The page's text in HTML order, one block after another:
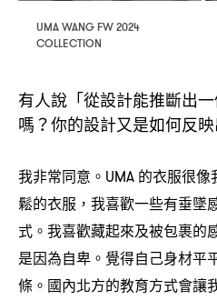
UMA WANG FW 2024
COLLECTION
有人說「從設計能推斷出一
嗎？你的設計又是如何反
我非常同意。 UMA 的衣服很像
鬆的衣服 ， 我喜歡一些有垂墜
式。我喜歡藏起來及被包裹的
是因為自卑。覺得自己身材平
條。國內北方的教育方式會讓